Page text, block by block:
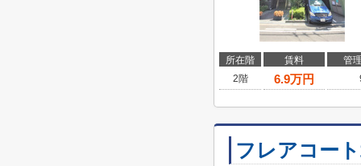
所在階 賃料
管
2階
6.9万円
フレアコー